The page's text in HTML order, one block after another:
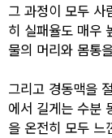
그 과정이 모두 사
히 실패율도 매우
물의 머리와 몸통
그리고 경동맥을
에서 길게는 수분
을 온전히 모두 느